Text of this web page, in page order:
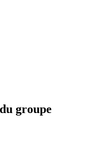
groupe